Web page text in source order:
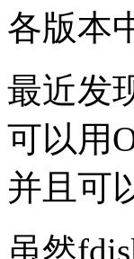
各版本
最近发
可以用
并且可
虽然